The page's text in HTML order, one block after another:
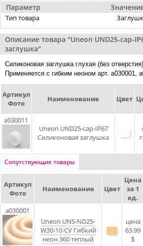
Параметр
Тип товара
Описание товара "Uneon UND25-cap-
заглушка"
Силиконовая заглушка глухая (без
Применяется с гибким неоном арт. a030001,
Артикул
Фото
Наименование Цвет
a030011
Uneon UND25-cap-IP67
Силиконовая заглушка
Сопутствующие товары
Артикул
Фото
Наименование Цвет
Цена
за 1
ед.
a030001
Uneon UNS-ND25-
W30-10-CV Гибкий
неон 360 теплый
цена
63.99
$